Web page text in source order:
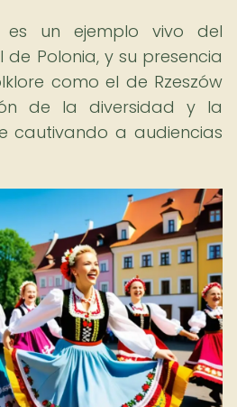
es un ejemplo vivo del
Polonia, y su presencia
como el de Rzeszów
de la diversidad y la
cautivando a audiencias